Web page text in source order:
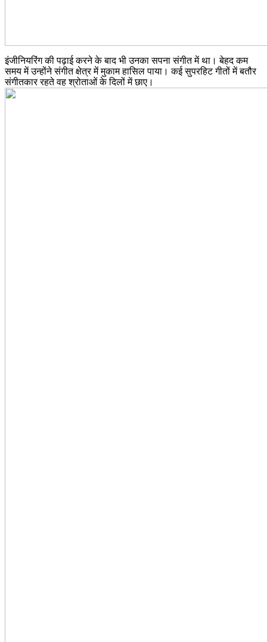
इंजीनियरिंग की पढ़ाई करने के बाद भी उनका सपना संगीत में था। बेहद कम
समय में उन्होंने संगीत क्षेत्र में मुकाम हासिल पाया। कई सुपरहिट गीतों में बतौर
संगीतकार रहते वह श्रोताओं के दिलों में छाए।